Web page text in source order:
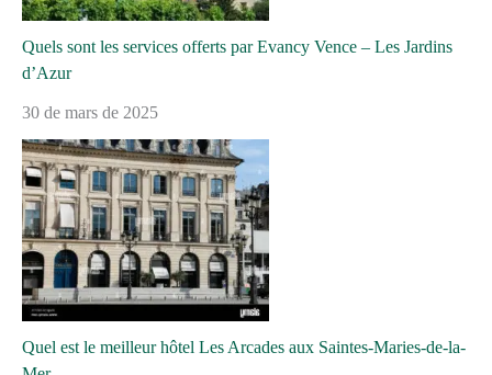
Quels sont les services offerts par Evancy Vence – Les Jardins
d’Azur
30 de mars de 2025
Quel est le meilleur hôtel Les Arcades aux Saintes-Maries-de-la-